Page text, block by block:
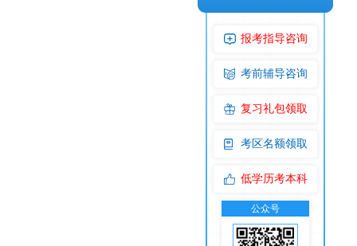
报考指导咨询
考前辅导咨询
复习礼包领取
考区名额领取
低学历考本科
公众号